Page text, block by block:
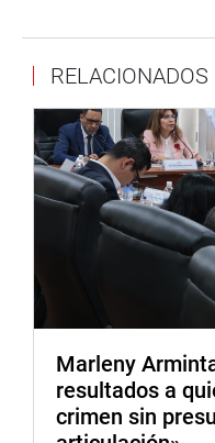
DESPACHO DE LA
RELACIONADOS
Marleny
resultados a
crimen sin